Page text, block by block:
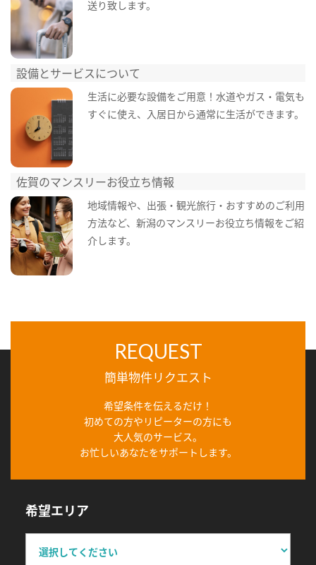
送り致します。
設備とサービスについて
生活に必要な設備をご用意！水道やガス・電気も
すぐに使え、入居日から通常に生活ができます。
佐賀のマンスリーお役立ち情報
地域情報や、出張・観光旅行・おすすめのご利用
方法など、新潟のマンスリーお役立ち情報をご紹
介します。
REQUEST
簡単物件リクエスト
希望条件を伝えるだけ！
初めての方やリピーターの方にも
大人気のサービス。
お忙しいあなたをサポートします。
希望エリア